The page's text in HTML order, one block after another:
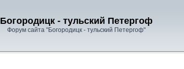
Богородицк - тульский Петергоф
Форум сайта "Богородицк - тульский Петергоф"